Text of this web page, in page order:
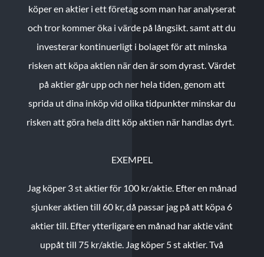
köper en aktier i ett företag som man har analyserat
och tror kommer öka i värde på långsikt. samt att du
investerar kontinuerligt i bolaget för att minska
risken att köpa aktien när den är som dyrast. Värdet
på aktier går upp och ner hela tiden, genom att
sprida ut dina inköp vid olika tidpunkter minskar du
risken att göra hela ditt köp aktien när handlas dyrt.
EXEMPEL
Jag köper 3 st aktier för 100 kr/aktie. Efter en månad
sjunker aktien till 60 kr, då passar jag på att köpa 6
aktier till. Efter ytterligare en månad har aktie vänt
uppåt till 75 kr/aktie. Jag köper 5 st aktier.Två